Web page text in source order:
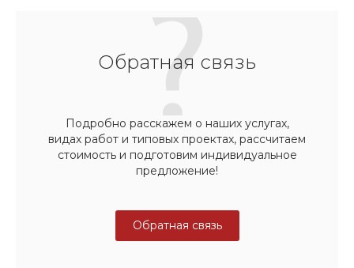
Обратная связь
Подробно расскажем о наших услугах,
видах работ и типовых проектах, рассчитаем
стоимость и подготовим индивидуальное
предложение!
Обратная связь